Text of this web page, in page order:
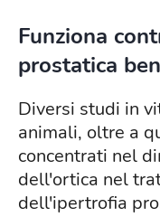
Funziona
prostatica
Diversi studi in
animali, oltre a
concentrati nel
dell'ortica nel
dell'ipertrofia